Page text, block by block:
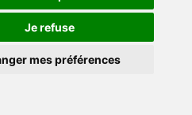
Je refuse
mes préférences